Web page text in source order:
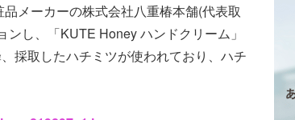
メーカーの株式会社八重椿本舗(代表取
し、「KUTE Honey ハンドクリーム」
採取したハチミツが使われており、ハチ